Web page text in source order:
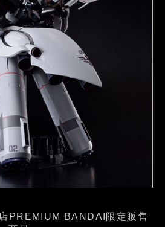
PREMIUM BANDAI限定販售